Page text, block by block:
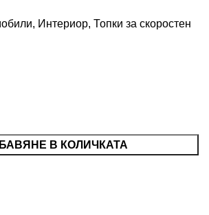
, Интериор, Топки за скоростен
В КОЛИЧКАТА